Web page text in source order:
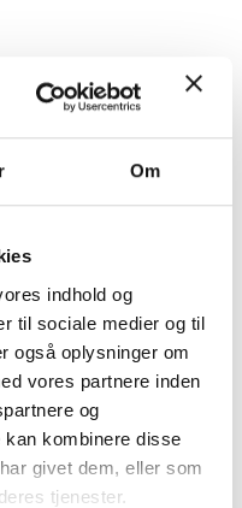
Om
indhold og
til sociale medier og til
også oplysninger om
vores partnere inden
og
kombinere disse
givet dem, eller som
tjenester.
leger med
skaber en følelse af
væg med minimalistisk
cm, 50×70 cm